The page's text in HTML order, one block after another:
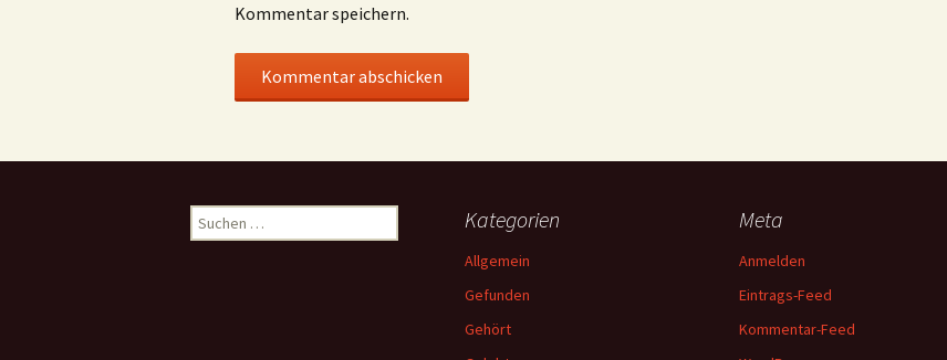
Kommentar speichern.
Suchen
nach:
Kategorien
Allgemein
Gefunden
Gehört
Meta
Anmelden
Eintrags-Feed
Kommentar-Feed